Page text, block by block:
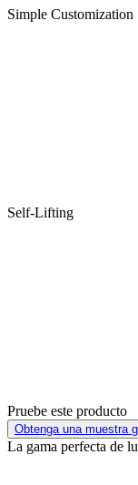
Simple Customization
Self-Lifting
Pruebe este producto
Obtenga una muestra
La gama perfecta de